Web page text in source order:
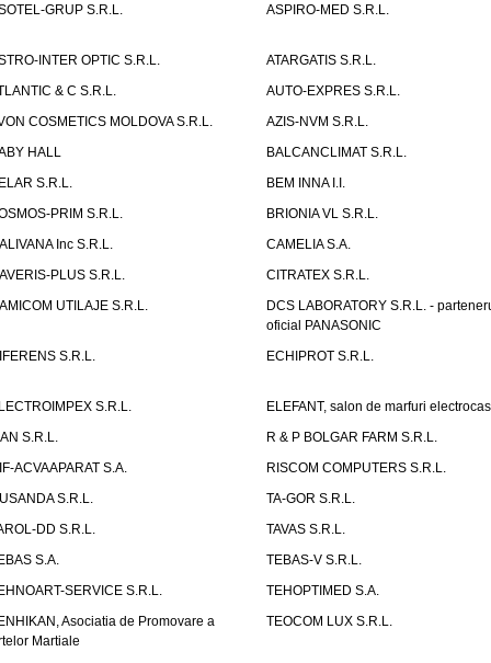
GRUP S.R.L. ASPIRO-MED S.R.L.
INTER OPTIC S.R.L.
ATARGATIS S.R.L.
& C S.R.L.
AUTO-EXPRES S.R.L.
COSMETICS MOLDOVA S.R.L.
AZIS-NVM S.R.L.
HALL
BALCANCLIMAT S.R.L.
S.R.L.
BEM INNA I.I.
PRIM S.R.L.
BRIONIA VL S.R.L.
Inc S.R.L.
CAMELIA S.A.
PLUS S.R.L.
CITRATEX S.R.L.
UTILAJE S.R.L.
DCS LABORATORY S.R.L. -
oficial PANASONIC
S.R.L.
ECHIPROT S.R.L.
S.R.L.
ELEFANT, salon de marfuri
S.R.L.
R & P BOLGAR FARM S.R.L.
ACVAAPARAT S.A.
RISCOM COMPUTERS S.R.L.
S.R.L.
TA-GOR S.R.L.
DD S.R.L.
TAVAS S.R.L.
S.A.
TEBAS-V S.R.L.
SERVICE S.R.L.
TEHOPTIMED S.A.
Asociatia de Promovare a
Martiale
TEOCOM LUX S.R.L.